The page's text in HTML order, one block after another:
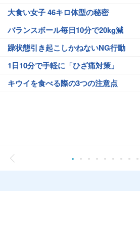
大食い女子 46キロ体型の秘密
バランスボール毎日10分で20kg減
躁状態引き起こしかねないNG行動
1日10分で手軽に「ひざ痛対策」
キウイを食べる際の3つの注意点